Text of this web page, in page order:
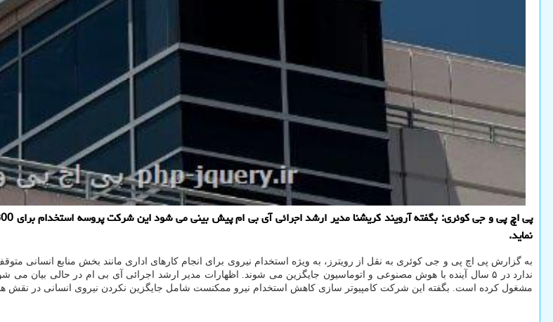
نماید.
ندارد در ۵ سال آینده با هوش مصنوعی و اتوماسیون جایگزین می شوند. اظهارات مدیر ارشد اجرائی آی بی ام در حالی
مشغول کرده است. بگفته این شرکت کامپیوتر سازی کاهش استخدام نیرو ممکنست شامل جایگزین نکردن نیروی انسانی در نقش